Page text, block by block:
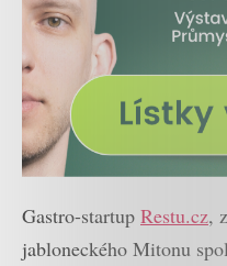
Gastro-startup Restu.cz,
jabloneckého Mitonu